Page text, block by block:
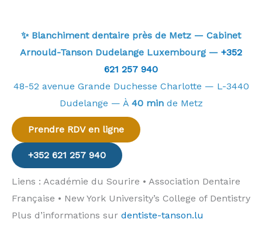
✨ Blanchiment dentaire près de Metz — Cabinet
Arnould-Tanson Dudelange Luxembourg — +352
621 257 940
48-52 avenue Grande Duchesse Charlotte — L-3440
Dudelange — À 40 minde Metz
Prendre RDV en ligne
+352 621 257 940
Liens : Académie du Sourire • Association Dentaire
Française • New York University’s College of Dentistry
Plus d’informations sur dentiste-tanson.lu